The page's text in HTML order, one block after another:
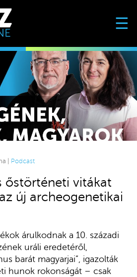
☰
| Podcast
őstörténeti vitákat
új archeogenetikai
árulkodnak a 10. századi
uráli eredetéről,
barát magyarjai”, igazolták
hunok rokonságát – csak